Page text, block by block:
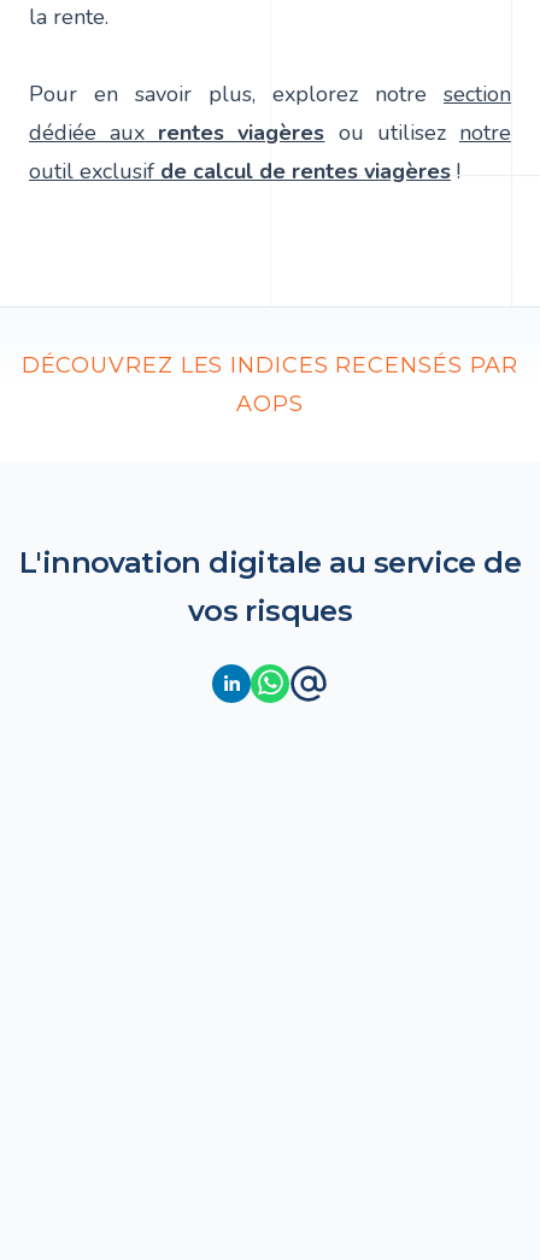
la rente.
Pour en savoir plus, explorez notre section
dédiée aux rentes viagères ou utilisez notre
outil exclusif de calcul de rentes viagères !
DÉCOUVREZ LES INDICES RECENSÉS PAR
AOPS
L'innovation digitale au service de
vos risques